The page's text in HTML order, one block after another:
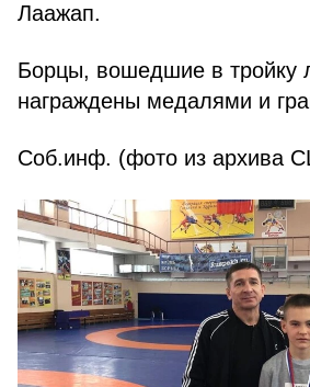
Лаажап.
Борцы, вошедшие в тройку
награждены медалями и
Соб.инф. (фото из архива